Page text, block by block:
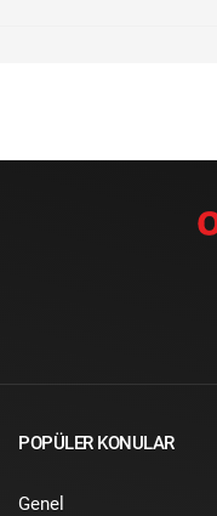
POPÜLER KONULAR
Genel